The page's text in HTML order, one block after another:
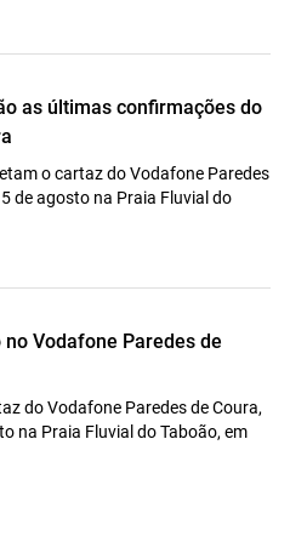
as últimas confirmações do
o cartaz do Vodafone Paredes
de agosto na Praia Fluvial do
Vodafone Paredes de
do Vodafone Paredes de Coura,
na Praia Fluvial do Taboão, em